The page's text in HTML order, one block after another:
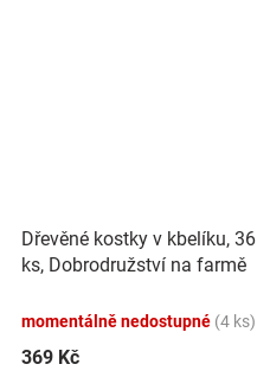
Dřevěné kostky v kbelíku, 36
ks, Dobrodružství na farmě
momentálně nedostupné (4 ks)
369 Kč